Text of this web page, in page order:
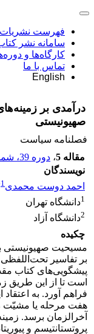
فهرست نشریات
سامانه نشر
کارگاه‌ها و
تماس با ما
English
درآمدی بر
صهیونیستی
فصلنامه سیاست
مقاله 5
، دوره 39، شماره 1
نویسندگان
احمد دوست محمدی1
1دانشگاه تهران
2دانشگاه آزاد
چکیده
مسیحیت صهیونیستی
بر تفاسیر
پیشگویی‌های کتاب
است تا از این طریق
فراهم آورد. به
هفت مرحله یا مشیّت
آخرالزمان برسد.
پروتستانتیسم و